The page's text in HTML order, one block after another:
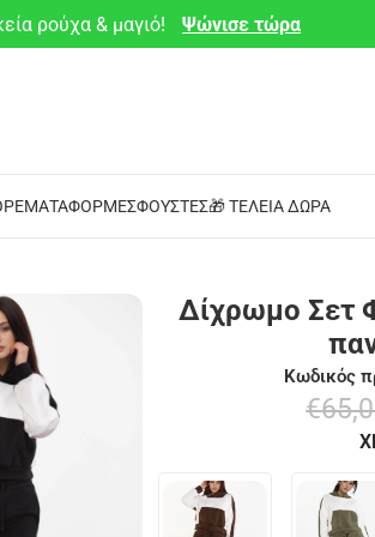
ρούχα & μαγιό! Ψώνισε τώρα
ΦΌΡΜΕΣΦΟΎΣΤΕΣ🎁 ΤΈΛΕΙΑ ΔΏΡΑ
Δίχρωμο Σετ
Κωδικός
€